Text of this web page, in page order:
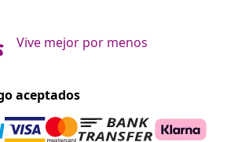
Vive mejor por menos
aceptados